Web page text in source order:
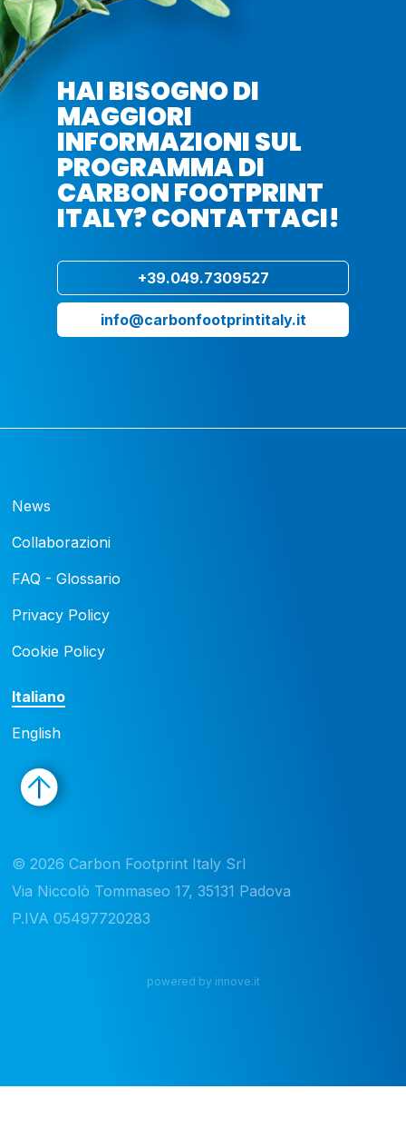
HAI BISOGNO DI
MAGGIORI
INFORMAZIONI SUL
PROGRAMMA DI
CARBON FOOTPRINT
ITALY? CONTATTACI!
+39.049.7309527
info@carbonfootprintitaly.it
© 2026 Carbon Footprint Italy Srl
Via Niccolò Tommaseo 17, 35131 Padova
P.IVA 05497720283
News
Collaborazioni
FAQ - Glossario
Privacy Policy
Cookie Policy
Italiano
English
powered by innove.it